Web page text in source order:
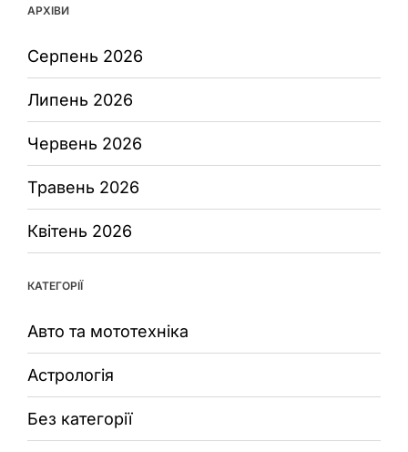
АРХІВИ
Серпень 2026
Липень 2026
Червень 2026
Травень 2026
Квітень 2026
КАТЕГОРІЇ
Авто та мототехніка
Астрологія
Без категорії